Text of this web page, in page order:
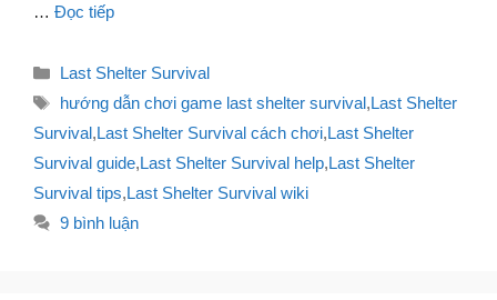
… Đọc tiếp
Danh
mục
Last Shelter Survival
Thẻ
hướng dẫn chơi game last shelter survival,Last Shelter
Survival,Last Shelter Survival cách chơi,Last Shelter
Survival guide,Last Shelter Survival help,Last Shelter
Survival tips,Last Shelter Survival wiki
9 bình luận